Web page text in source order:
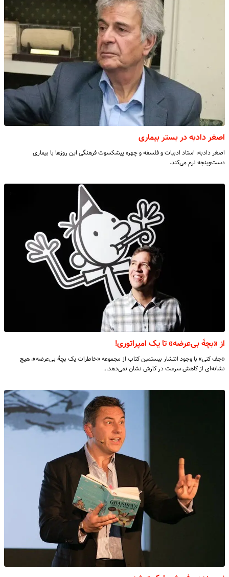
اصغر دادبه در بستر بیماری
اصغر دادبه، استاد ادبیات و فلسفه و چهره پیشکسوت فرهنگی این روزها با بیماری
دست‌وپنجه نرم می‌کند.
از «بچۀ بی‌عرضه» تا یک امپراتوری!
«جف کنی» با وجود انتشار بیستمین کتاب از مجموعه «خاطرات یک بچۀ بی‌عرضه»، هیچ
نشانه‌ای از کاهش سرعت در کارش نشان نمی‌دهد…